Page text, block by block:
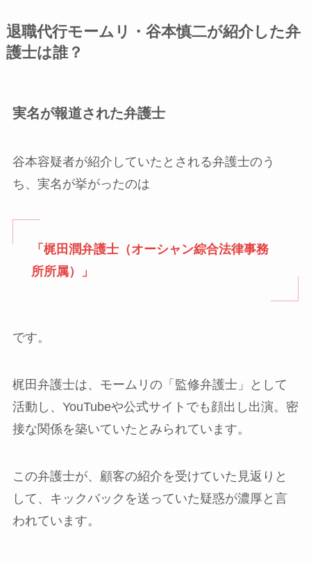
退職代行モームリ・谷本慎二が紹介した弁
護士は誰？
実名が報道された弁護士
谷本容疑者が紹介していたとされる弁護士のう
ち、実名が挙がったのは
「梶田潤弁護士（オーシャン綜合法律事務
所所属）」
です。
梶田弁護士は、モームリの「監修弁護士」として
活動し、YouTubeや公式サイトでも顔出し出演。密
接な関係を築いていたとみられています。
この弁護士が、顧客の紹介を受けていた見返りと
して、キックバックを送っていた疑惑が濃厚と言
われています。